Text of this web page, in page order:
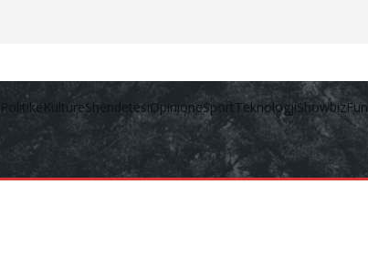
PolitikëKulturëShëndetësiOpinioneSportTeknologjiShowbizFun